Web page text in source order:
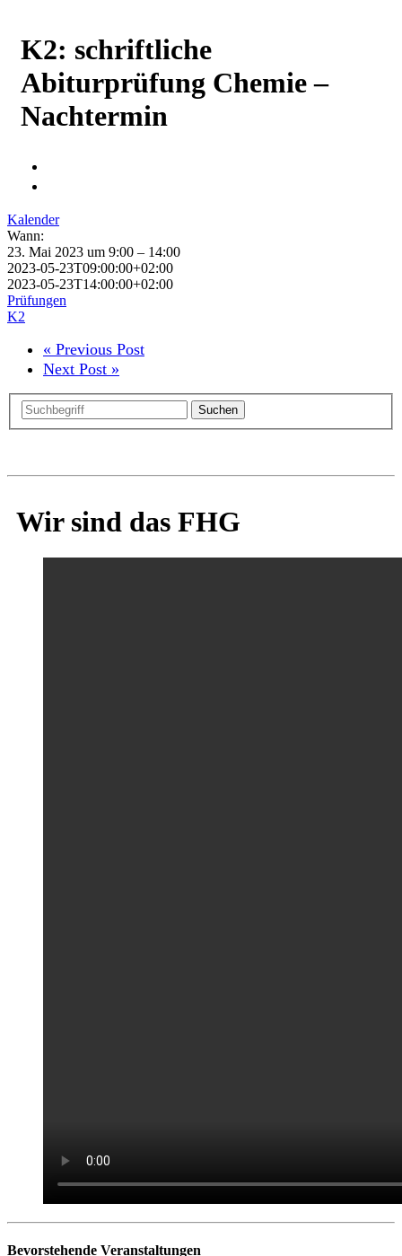
K2: schriftliche
Abiturprüfung Chemie –
Nachtermin
Kalender
Wann:
23. Mai 2023 um 9:00 – 14:00
2023-05-23T09:00:00+02:00
2023-05-23T14:00:00+02:00
Prüfungen
K2
« Previous Post
Next Post »
Suchen
Wir sind das FHG
Bevorstehende Veranstaltungen